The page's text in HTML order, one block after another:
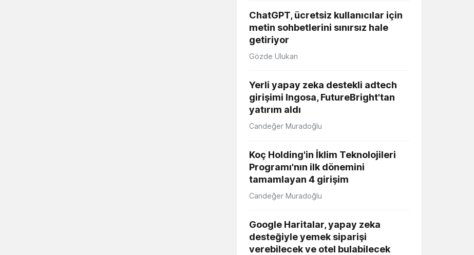
ChatGPT, ücretsiz kullanıcılar için
metin sohbetlerini sınırsız hale
getiriyor
Gözde Ulukan
Yerli yapay zeka destekli adtech
girişimi Ingosa, FutureBright'tan
yatırım aldı
Candeğer Muradoğlu
Koç Holding'in İklim Teknolojileri
Programı'nın ilk dönemini
tamamlayan 4 girişim
Candeğer Muradoğlu
Google Haritalar, yapay zeka
desteğiyle yemek siparişi
verebilecek ve otel bulabilecek